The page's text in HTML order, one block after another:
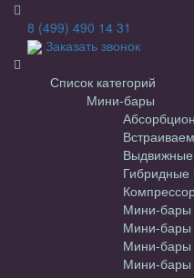
8 (499) 490 14 31
Заказать звонок
Список категорий
Мини-бары
Мини-бары
Мини-
Мини-бары
Мини-бары